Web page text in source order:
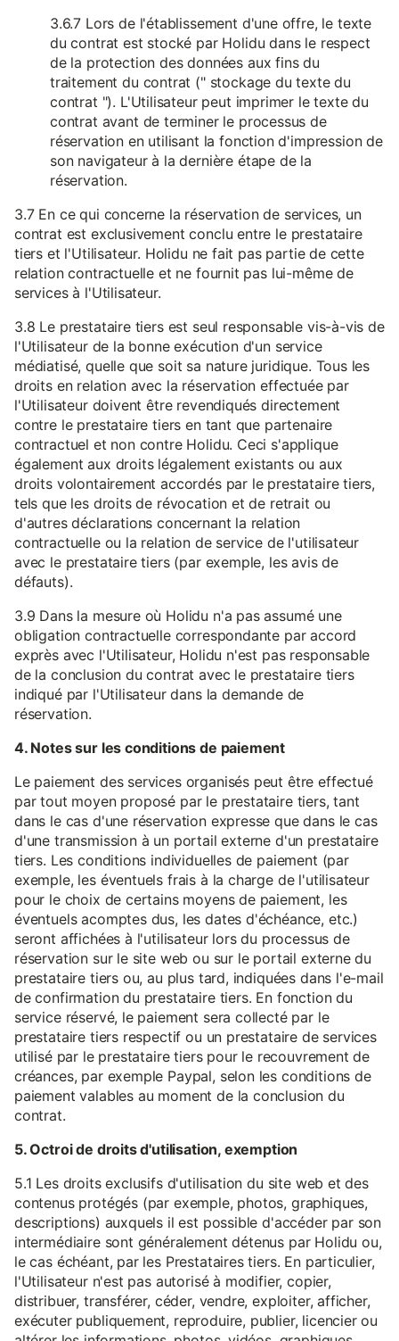
3.6.7 Lors de l'établissement d'une offre, le texte
du contrat est stocké par Holidu dans le respect
de la protection des données aux fins du
traitement du contrat (" stockage du texte du
contrat "). L'Utilisateur peut imprimer le texte du
contrat avant de terminer le processus de
réservation en utilisant la fonction d'impression de
son navigateur à la dernière étape de la
réservation.
3.7 En ce qui concerne la réservation de services, un
contrat est exclusivement conclu entre le prestataire
tiers et l'Utilisateur. Holidu ne fait pas partie de cette
relation contractuelle et ne fournit pas lui-même de
services à l'Utilisateur.
3.8 Le prestataire tiers est seul responsable vis-à-vis de
l'Utilisateur de la bonne exécution d'un service
médiatisé, quelle que soit sa nature juridique. Tous les
droits en relation avec la réservation effectuée par
l'Utilisateur doivent être revendiqués directement
contre le prestataire tiers en tant que partenaire
contractuel et non contre Holidu. Ceci s'applique
également aux droits légalement existants ou aux
droits volontairement accordés par le prestataire tiers,
tels que les droits de révocation et de retrait ou
d'autres déclarations concernant la relation
contractuelle ou la relation de service de l'utilisateur
avec le prestataire tiers (par exemple, les avis de
défauts).
3.9 Dans la mesure où Holidu n'a pas assumé une
obligation contractuelle correspondante par accord
exprès avec l'Utilisateur, Holidu n'est pas responsable
de la conclusion du contrat avec le prestataire tiers
indiqué par l'Utilisateur dans la demande de
réservation.
4. Notes sur les conditions de paiement
Le paiement des services organisés peut être effectué
par tout moyen proposé par le prestataire tiers, tant
dans le cas d'une réservation expresse que dans le cas
d'une transmission à un portail externe d'un prestataire
tiers. Les conditions individuelles de paiement (par
exemple, les éventuels frais à la charge de l'utilisateur
pour le choix de certains moyens de paiement, les
éventuels acomptes dus, les dates d'échéance, etc.)
seront affichées à l'utilisateur lors du processus de
réservation sur le site web ou sur le portail externe du
prestataire tiers ou, au plus tard, indiquées dans l'e-mail
de confirmation du prestataire tiers. En fonction du
service réservé, le paiement sera collecté par le
prestataire tiers respectif ou un prestataire de services
utilisé par le prestataire tiers pour le recouvrement de
créances, par exemple Paypal, selon les conditions de
paiement valables au moment de la conclusion du
contrat.
5. Octroi de droits d'utilisation, exemption
5.1 Les droits exclusifs d'utilisation du site web et des
contenus protégés (par exemple, photos, graphiques,
descriptions) auxquels il est possible d'accéder par son
intermédiaire sont généralement détenus par Holidu ou,
le cas échéant, par les Prestataires tiers. En particulier,
l'Utilisateur n'est pas autorisé à modifier, copier,
distribuer, transférer, céder, vendre, exploiter, afficher,
exécuter publiquement, reproduire, publier, licencier ou